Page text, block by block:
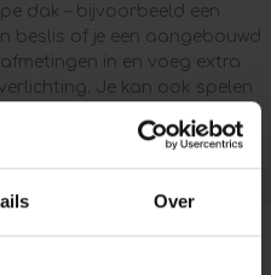
Over
dak – bijvoorbeeld een
beslis of je een aangebouwd
in en voeg extra
Je kan ook spelen
3D